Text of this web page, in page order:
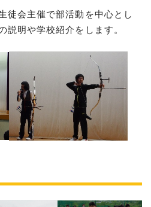
徒会主催で部活動を中心とし
説明や学校紹介をします。